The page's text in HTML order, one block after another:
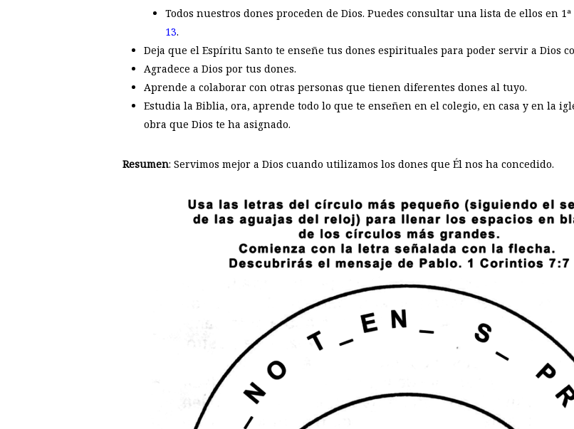
Todos nuestros dones proceden de Dios. Puedes consultar una lista de ellos en
13.
Deja que el Espíritu Santo te enseñe tus dones espirituales para poder servir a Dios
Agradece a Dios por tus dones.
Aprende a colaborar con otras personas que tienen diferentes dones al tuyo.
Estudia la Biblia, ora, aprende todo lo que te enseñen en el colegio, en casa y en la
obra que Dios te ha asignado.
Resumen: Servimos mejor a Dios cuando utilizamos los dones que Él nos ha concedido.